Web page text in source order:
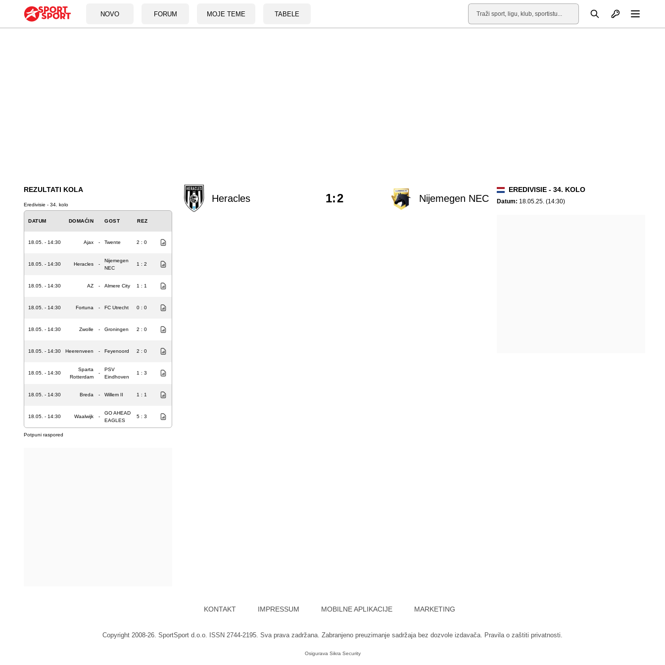
NOVO FORUM MOJE TEME TABELE
Pretraga Otvori profil
REZULTATI KOLA
Eredivisie - 34. kolo
DATUM DOMAĆIN GOST REZ
18.05. - 14:30 Ajax - Twente 2 : 0
18.05. - 14:30 Heracles -
Nijemegen
NEC
1 : 2
18.05. - 14:30 AZ - Almere City 1 : 1
18.05. - 14:30 Fortuna - FC Utrecht 0 : 0
18.05. - 14:30 Zwolle - Groningen 2 : 0
18.05. - 14:30 Heerenveen - Feyenoord 2 : 0
18.05. - 14:30
Sparta
Rotterdam
-
PSV
Eindhoven
1 : 3
18.05. - 14:30 Breda - Willem II 1 : 1
18.05. - 14:30 Waalwijk -
GO AHEAD
EAGLES
5 : 3
Potpuni raspored
Heracles Nijemegen NEC
1:2
EREDIVISIE - 34. KOLO
Datum: 18.05.25. (14:30)
KONTAKT IMPRESSUM MOBILNE APLIKACIJE MARKETING
Copyright 2008-26. SportSport d.o.o. ISSN 2744-2195. Sva prava zadržana. Zabranjeno preuzimanje sadržaja bez dozvole izdavača. Pravila o zaštiti privatnosti.
Osigurava Sikra Security